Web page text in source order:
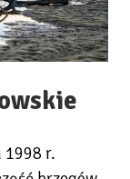
1998 r.